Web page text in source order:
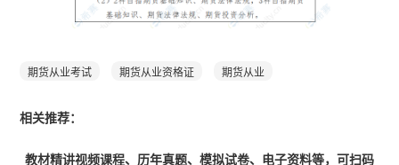
期货从业考试 期货从业资格证 期货从业
相关推荐：
教材精讲视频课程、历年真题、模拟试卷、电子资料等，可扫码